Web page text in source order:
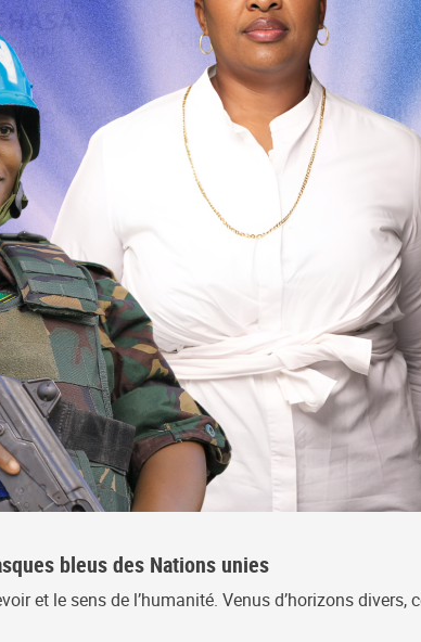
bleus des Nations unies
et le sens de l’humanité. Venus d’horizons